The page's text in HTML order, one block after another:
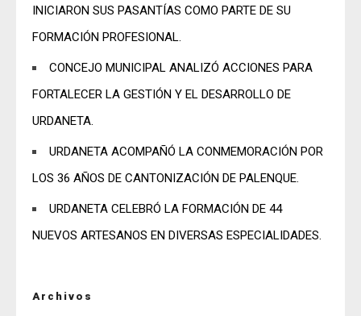
INICIARON SUS PASANTÍAS COMO PARTE DE SU
FORMACIÓN PROFESIONAL.
CONCEJO MUNICIPAL ANALIZÓ ACCIONES PARA
FORTALECER LA GESTIÓN Y EL DESARROLLO DE
URDANETA.
URDANETA ACOMPAÑÓ LA CONMEMORACIÓN POR
LOS 36 AÑOS DE CANTONIZACIÓN DE PALENQUE.
URDANETA CELEBRÓ LA FORMACIÓN DE 44
NUEVOS ARTESANOS EN DIVERSAS ESPECIALIDADES.
Archivos